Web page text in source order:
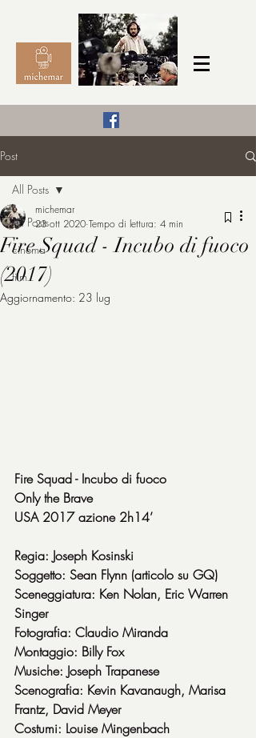
michemar
Post
All Posts
cinema
film
All Posts
Fire Squad - Incubo di fuoco
(2017)
michemar
23 ott 2020 Tempo di lettura: 4 min
Aggiornamento: 23 lug
Fire Squad - Incubo di fuoco
Only the Brave
USA 2017 azione 2h14’
Regia: Joseph Kosinski
Soggetto: Sean Flynn (articolo su GQ)
Sceneggiatura: Ken Nolan, Eric Warren
Singer
Fotografia: Claudio Miranda
Montaggio: Billy Fox
Musiche: Joseph Trapanese
Scenografia: Kevin Kavanaugh, Marisa
Frantz, David Meyer
Costumi: Louise Mingenbach